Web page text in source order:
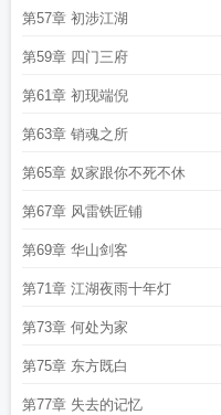
第57章 初涉江湖
第59章 四门三府
第61章 初现端倪
第63章 销魂之所
第65章 奴家跟你不死不休
第67章 风雷铁匠铺
第69章 华山剑客
第71章 江湖夜雨十年灯
第73章 何处为家
第75章 东方既白
第77章 失去的记忆